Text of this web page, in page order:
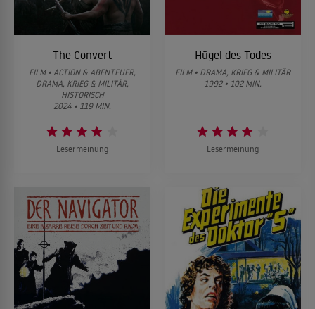
The Convert
FILM • ACTION & ABENTEUER,
DRAMA, KRIEG & MILITÄR,
HISTORISCH
2024 • 119 MIN.
Lesermeinung
Hügel des Todes
FILM • DRAMA, KRIEG & MILITÄR
1992 • 102 MIN.
Lesermeinung